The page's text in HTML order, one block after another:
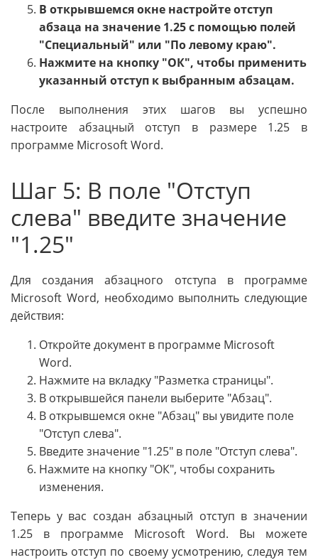
В открывшемся окне настройте отступ
абзаца на значение 1.25 с помощью полей
"Специальный" или "По левому краю".
Нажмите на кнопку "ОК", чтобы применить
указанный отступ к выбранным абзацам.
После выполнения этих шагов вы успешно
настроите абзацный отступ в размере 1.25 в
программе Microsoft Word.
Шаг 5: В поле "Отступ
слева" введите значение
"1.25"
Для создания абзацного отступа в программе
Microsoft Word, необходимо выполнить следующие
действия:
Откройте документ в программе Microsoft
Word.
Нажмите на вкладку "Разметка страницы".
В открывшейся панели выберите "Абзац".
В открывшемся окне "Абзац" вы увидите поле
"Отступ слева".
Введите значение "1.25" в поле "Отступ слева".
Нажмите на кнопку "ОК", чтобы сохранить
изменения.
Теперь у вас создан абзацный отступ в значении
1.25 в программе Microsoft Word. Вы можете
настроить отступ по своему усмотрению, следуя тем